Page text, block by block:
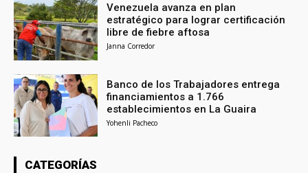
Venezuela avanza en plan
estratégico para lograr certificación
libre de fiebre aftosa
Janna Corredor
Banco de los Trabajadores entrega
financiamientos a 1.766
establecimientos en La Guaira
Yohenli Pacheco
CATEGORÍAS